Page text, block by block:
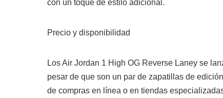
con un toque de estilo adicional.
Precio y disponibilidad
Los Air Jordan 1 High OG Reverse Laney se
pesar de que son un par de zapatillas de
de compras en línea o en tiendas